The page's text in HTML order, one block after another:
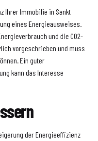
Ihrer Immobilie in Sankt
eines Energieausweises.
und die CO2-
vorgeschrieben und muss
Ein guter
kann das Interesse
der Energieeffizienz